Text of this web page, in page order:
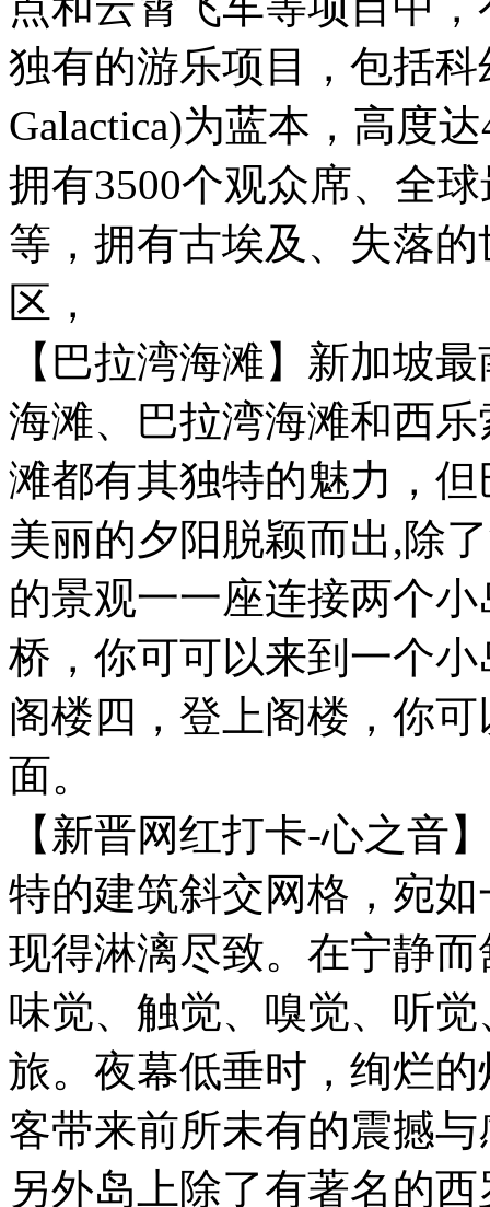
独有的游乐项目，包括科
Galactica)为蓝本，高度
拥有3500个观众席、全
等，拥有古埃及、失落
区，
【巴拉湾海滩】新加坡
海滩、巴拉湾海滩和西
滩都有其独特的魅力，
美丽的夕阳脱颖而出,除
的景观一一座连接两个
桥，你可可以来到一个
阁楼四，登上阁楼，你
面。
【新晋网红打卡-心之音
特的建筑斜交网格，宛
现得淋漓尽致。在宁静
味觉、触觉、嗅觉、听
旅。夜幕低垂时，绚烂
客带来前所未有的震撼与
另外岛上除了有著名的